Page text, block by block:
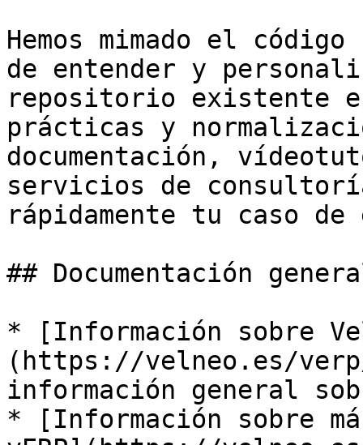
Hemos mimado el
de entender y
repositorio existente
prácticas y
documentación,
servicios de
rápidamente tu caso
## Documentación
* [Información sobre
(https://velneo.es/
información general
* [Información sobre